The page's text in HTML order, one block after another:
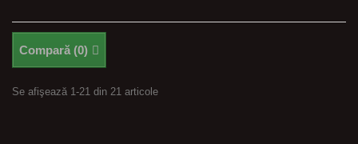
Compară (0)
Se afişează 1-21 din 21 articole